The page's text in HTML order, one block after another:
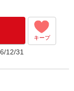
キープ
12/31